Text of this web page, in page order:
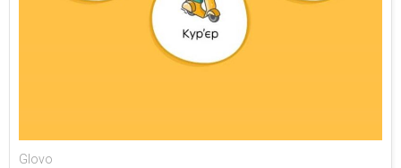
Glovo